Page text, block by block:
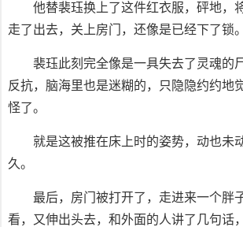
他替裴珏换上了这件红衣服，砰地，
走了出去，关上房门，还像是已经下了锁。
裴珏此刻完全像是一具失去了灵魂的
反抗，脑海里也是迷糊的，只隐隐约约地
怪了。
就是这被推在床上时的姿势，动也未
久。
最后，房门被打开了，走进来一个胖
看，又伸出头去，和外面的人讲了几句话